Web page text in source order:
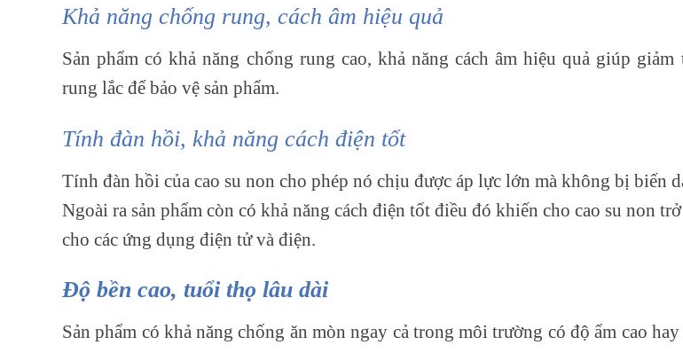
Khả năng chống rung, cách âm hiệu quả
Sản phẩm có khả năng chống rung cao, khả năng cách âm hiệu quả giúp
rung lắc để bảo vệ sản phẩm.
Tính đàn hồi, khả năng cách điện tốt
Tính đàn hồi của cao su non cho phép nó chịu được áp lực lớn mà không bị biến
Ngoài ra sản phẩm còn có khả năng cách điện tốt điều đó khiến cho cao su non
cho các ứng dụng điện tử và điện.
Độ bền cao, tuổi thọ lâu dài
Sản phẩm có khả năng chống ăn mòn ngay cả trong môi trường có độ ẩm cao